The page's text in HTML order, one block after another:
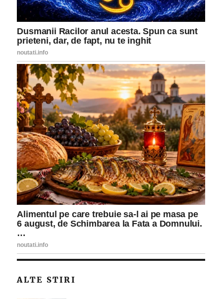
ALTE STIRI